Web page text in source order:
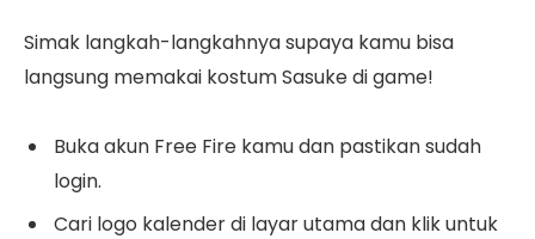
Simak langkah-langkahnya supaya kamu bisa
langsung memakai kostum Sasuke di game!
Buka akun Free Fire kamu dan pastikan sudah
login.
Cari logo kalender di layar utama dan klik untuk